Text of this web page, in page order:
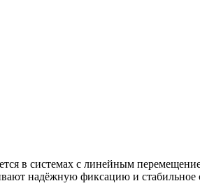
в системах с линейным
надёжную фиксацию и стабильное